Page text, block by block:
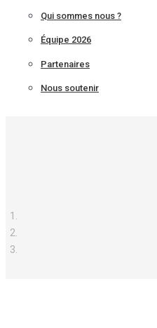
Qui sommes nous ?
Équipe 2026
Partenaires
Nous soutenir